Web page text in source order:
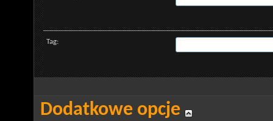
Tag:
Dodatkowe opcje